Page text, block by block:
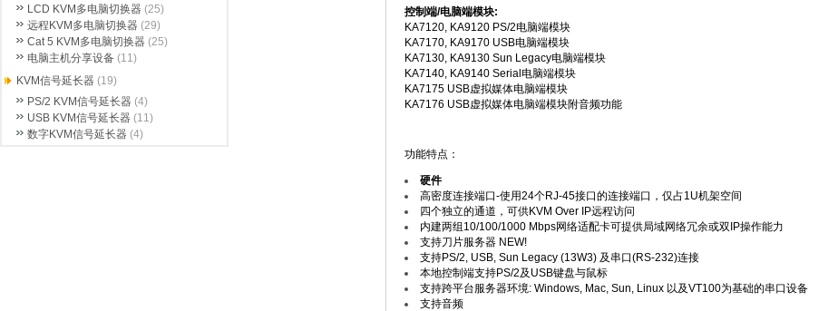
控制端/电脑端模块:
KA7120, KA9120 PS/2电脑端模块
KA7170, KA9170 USB电脑端模块
KA7130, KA9130 Sun Legacy电脑端模块
KA7140, KA9140 Serial电脑端模块
KA7175 USB虚拟媒体电脑端模块
KA7176 USB虚拟媒体电脑端模块附音频功能
功能特点：
硬件
高密度连接端口-使用24个RJ-45接口的连接端口，仅占1U机架空间
四个独立的通道，可供KVM Over IP远程访问
内建两组10/100/1000 Mbps网络适配卡可提供局域网络冗余或双IP操作能力
支持刀片服务器 NEW!
支持PS/2, USB, Sun Legacy (13W3) 及串口(RS-232)连接
本地控制端支持PS/2及USB键盘与鼠标
支持跨平台服务器环境: Windows, Mac, Sun, Linux 以及VT100为基础的串口设备
支持音频
LCD KVM多电脑切换器 (25)
远程KVM多电脑切换器 (29)
Cat 5 KVM多电脑切换器 (25)
电脑主机分享设备 (11)
KVM信号延长器 (19)
PS/2 KVM信号延长器 (4)
USB KVM信号延长器 (11)
数字KVM信号延长器 (4)